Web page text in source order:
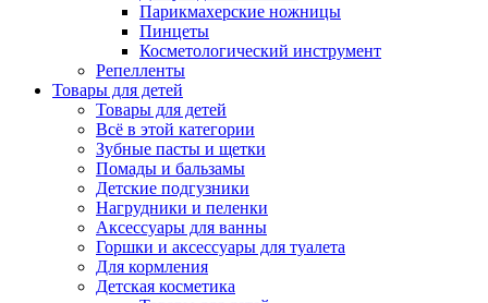
Парикмахерские ножницы
Пинцеты
Косметологический инструмент
Репелленты
Товары для детей
Товары для детей
Всё в этой категории
Зубные пасты и щетки
Помады и бальзамы
Детские подгузники
Нагрудники и пеленки
Аксессуары для ванны
Горшки и аксессуары для туалета
Для кормления
Детская косметика